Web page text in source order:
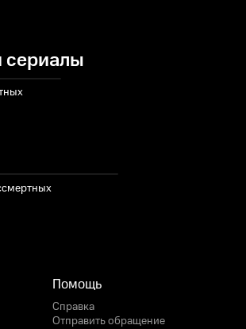
Помощь
Справка
Отправить обращение